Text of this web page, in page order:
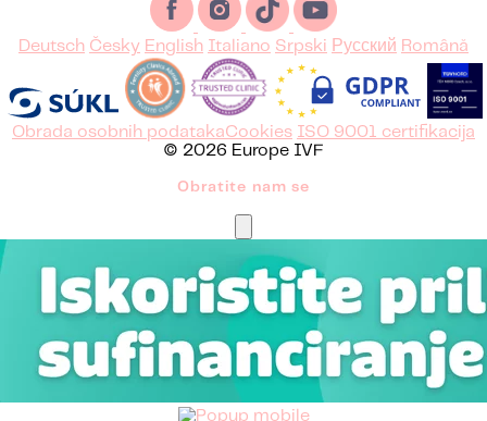
Deutsch Česky English Italiano Srpski Русский Română
Obrada osobnih podatakaCookies ISO 9001 certifikacija
© 2026 Europe IVF
Obratite nam se